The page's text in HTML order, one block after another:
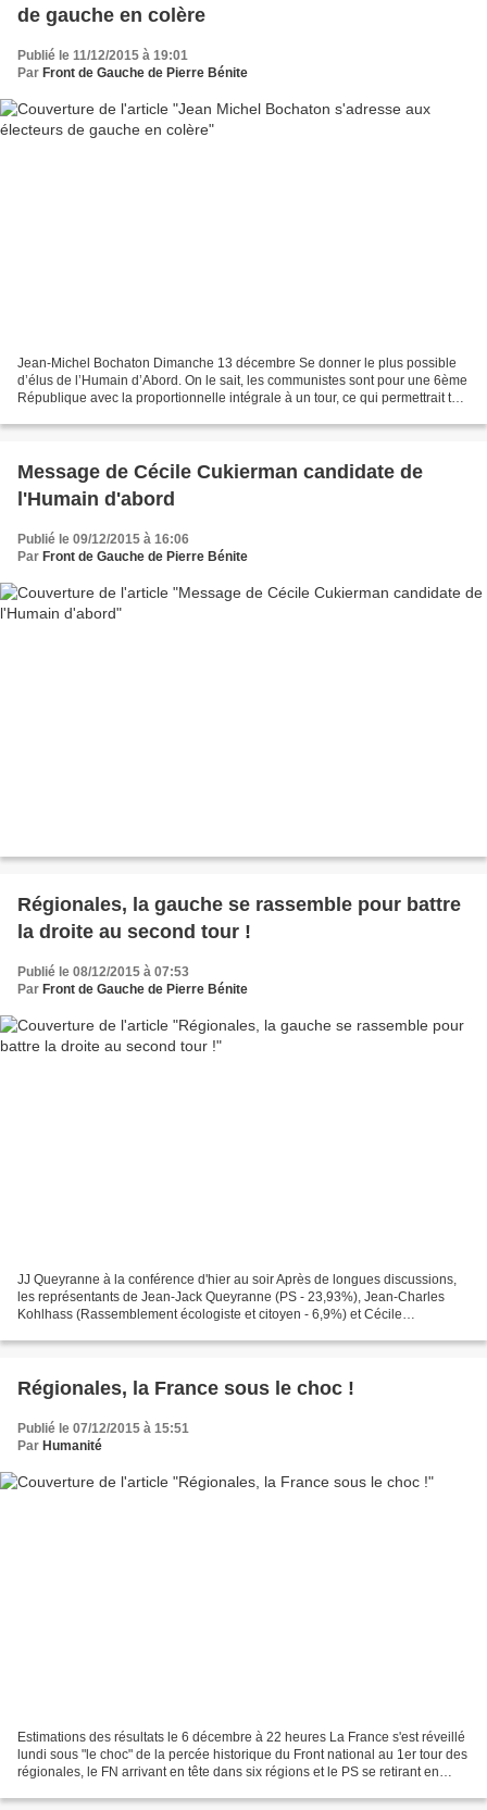
de gauche en colère
Publié le 11/12/2015 à 19:01
Par Front de Gauche de Pierre Bénite
Jean-Michel Bochaton Dimanche 13 décembre Se donner le plus possible
d’élus de l’Humain d’Abord. On le sait, les communistes sont pour une 6ème
République avec la proportionnelle intégrale à un tour, ce qui permettrait tout
Message de Cécile Cukierman candidate de
l'Humain d'abord
Publié le 09/12/2015 à 16:06
Par Front de Gauche de Pierre Bénite
Régionales, la gauche se rassemble pour battre
la droite au second tour !
Publié le 08/12/2015 à 07:53
Par Front de Gauche de Pierre Bénite
JJ Queyranne à la conférence d'hier au soir Après de longues discussions,
les représentants de Jean-Jack Queyranne (PS - 23,93%), Jean-Charles
Kohlhass (Rassemblement écologiste et citoyen - 6,9%) et Cécile
Régionales, la France sous le choc !
Publié le 07/12/2015 à 15:51
Par Humanité
Estimations des résultats le 6 décembre à 22 heures La France s'est réveillé
lundi sous "le choc" de la percée historique du Front national au 1er tour des
régionales, le FN arrivant en tête dans six régions et le PS se retirant en